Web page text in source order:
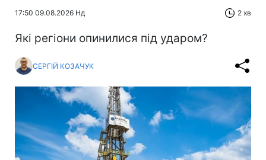
17:50 09.08.2026 Нд 2 хв
Які регіони опинилися під ударом?
СЕРГІЙ КОЗАЧУК